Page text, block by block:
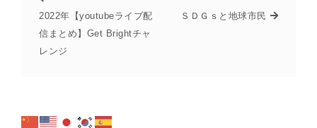
2022年【youtubeライブ配
信まとめ】Get Brightチャ
レンジ
ＳＤＧｓと地球市民